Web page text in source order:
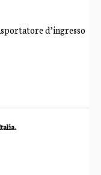
d’ingresso